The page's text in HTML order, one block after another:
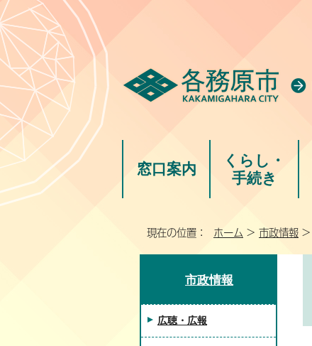
窓口案内
くらし・
手続き
現在の位置： ホーム > 市政情報 >
市政情報
広聴・広報